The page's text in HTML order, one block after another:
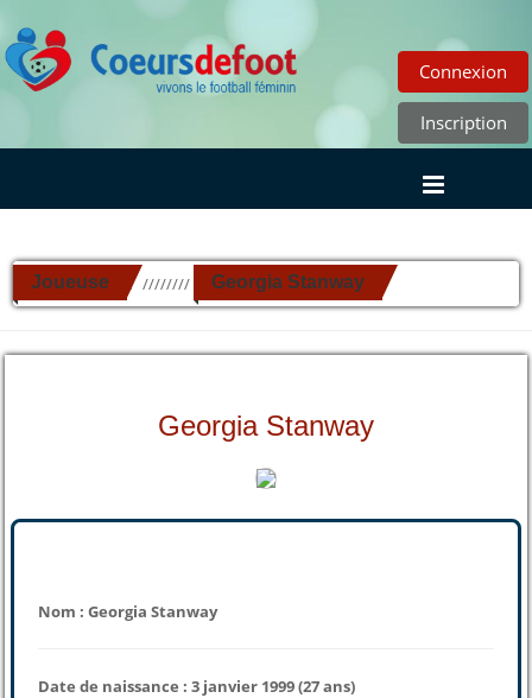
Connexion
Inscription
Joueuse ////////// Georgia Stanway
Georgia Stanway
Nom : Georgia Stanway
Date de naissance : 3 janvier 1999 (27 ans)